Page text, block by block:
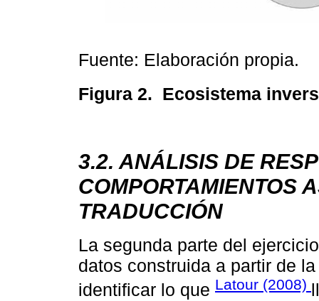
Fuente: Elaboración propia.
Figura 2. Ecosistema
3.2. ANÁLISIS DE
COMPORTAMIENTOS
TRADUCCIÓN
La segunda parte del
datos construida a partir de
identificar lo que Latour (2008)